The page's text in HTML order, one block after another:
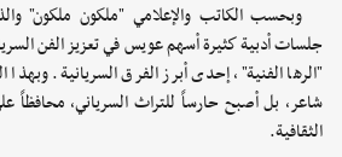
وبحسب الكاتب والإعلامي "ملكون ملكون"
جلسات أدبية كثيرة أسهم عويس في تعزيز الفن
"الرها الفنية"، إحدى أبرز الفرق السريانية.
شاعر، بل أصبح حارساً للتراث السرياني، محافظاً
الثقافية.